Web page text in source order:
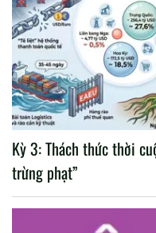
Kỳ 3: Thách thức thời
trừng phạt”